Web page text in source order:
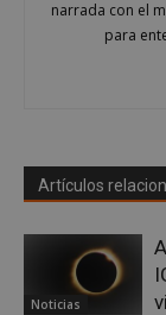
narrada con el
para
Artículos
Noticias
__cf_bm